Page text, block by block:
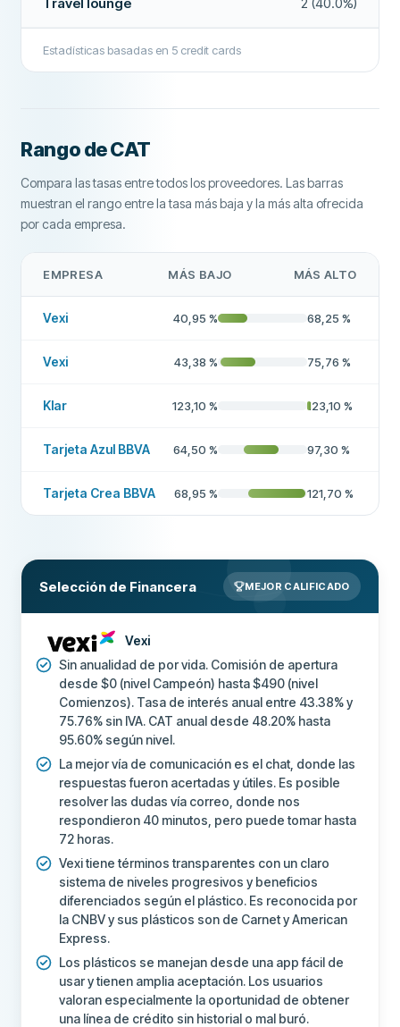
Empresa recomendada Sí
Tasas de recompensa base 5%
Bono de bienvenida en cashback No
Puntos de bono de bienvenida No
Declaración de bono de bienvenida
Protección de compras Sí
Garantía extendida
Sí
Protección de celular No
Sala VIp en viajes No
Empresa recomendada Sí
Estadísticas basadas en 5 credit cards
EMPRESA MÁS BAJO MÁS ALTO
Vexi 40,95 % 68,25 %
Vexi 43,38 % 75,76 %
Klar 123,10 % 123,10 %
Tarjeta Azul BBVA 64,50 % 97,30 %
Tarjeta Crea BBVA 68,95 % 121,70 %
Rango de CAT
Compara las tasas entre todos los proveedores. Las barras
muestran el rango entre la tasa más baja y la más alta ofrecida
por cada empresa.
Selección de Financera MEJOR CALIFICADO
Vexi
Sin anualidad de por vida. Comisión de apertura
desde $0 (nivel Campeón) hasta $490 (nivel
Comienzos). Tasa de interés anual entre 43.38% y
75.76% sin IVA. CAT anual desde 48.20% hasta
95.60% según nivel.
La mejor vía de comunicación es el chat, donde las
respuestas fueron acertadas y útiles. Es posible
resolver las dudas vía correo, donde nos
respondieron 40 minutos, pero puede tomar hasta
72 horas.
Vexi tiene términos transparentes con un claro
sistema de niveles progresivos y beneficios
diferenciados según el plástico. Es reconocida por
la CNBV y sus plásticos son de Carnet y American
Express.
Los plásticos se manejan desde una app fácil de
usar y tienen amplia aceptación. Los usuarios
valoran especialmente la oportunidad de obtener
una línea de crédito sin historial o mal buró.